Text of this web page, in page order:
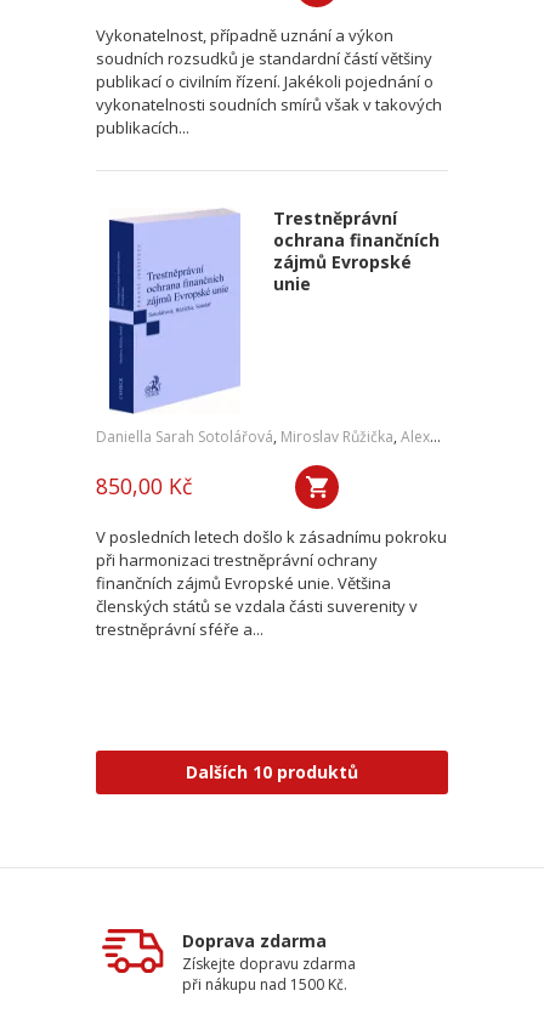
Vykonatelnost, případně uznání a výkon
soudních rozsudků je standardní částí většiny
publikací o civilním řízení. Jakékoli pojednání o
vykonatelnosti soudních smírů však v takových
publikacích...
Trestněprávní
ochrana finančních
zájmů Evropské
unie
Daniella Sarah Sotolářová, Miroslav Růžička, Alexander Sotolář
850,00 Kč
V posledních letech došlo k zásadnímu pokroku
při harmonizaci trestněprávní ochrany
finančních zájmů Evropské unie. Většina
členských států se vzdala části suverenity v
trestněprávní sféře a...
Dalších 10 produktů
Doprava zdarma
Získejte dopravu zdarma
při nákupu nad 1500 Kč.